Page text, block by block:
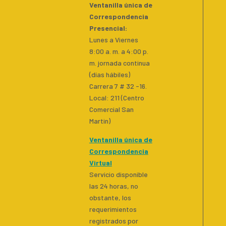
Ventanilla única de
Correspondencia
Presencial:
Lunes a Viernes
8:00 a. m. a 4:00 p.
m. jornada continua
(días hábiles)
Carrera 7 # 32 -16.
Local: 211 (Centro
Comercial San
Martin)
Ventanilla única de
Correspondencia
Virtual
Servicio disponible
las 24 horas, no
obstante, los
requerimientos
registrados por